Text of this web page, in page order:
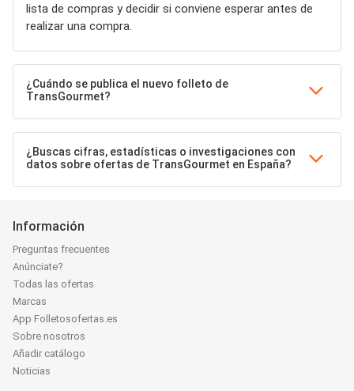
lista de compras y decidir si conviene esperar antes de
realizar una compra.
¿Cuándo se publica el nuevo folleto de
TransGourmet?
¿Buscas cifras, estadísticas o investigaciones con
datos sobre ofertas de TransGourmet en España?
Información
Preguntas frecuentes
Anúnciate?
Todas las ofertas
Marcas
App Folletosofertas.es
Sobre nosotros
Añadir catálogo
Noticias